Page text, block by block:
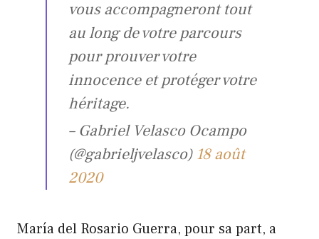
vous accompagneront tout
au long de votre parcours
pour prouver votre
innocence et protéger votre
héritage.
– Gabriel Velasco Ocampo
(@gabrieljvelasco) 18 août
2020
María del Rosario Guerra, pour sa part, a